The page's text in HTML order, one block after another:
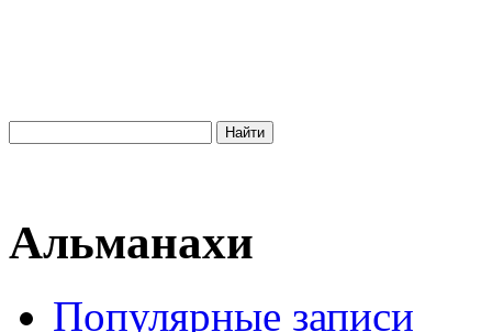
Альманахи
Популярные записи